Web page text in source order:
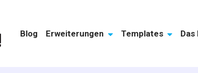
Blog Erweiterungen Templates